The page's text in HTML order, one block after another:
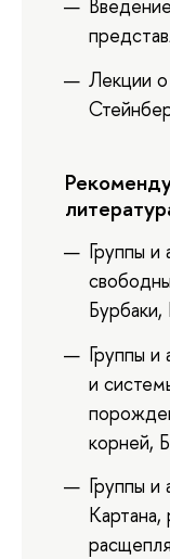
Лекции
Группы
Группы и
и
корней,
Группы